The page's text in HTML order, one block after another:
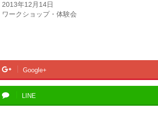
2013年12月14日
ワークショップ・体験会
Google+
LINE